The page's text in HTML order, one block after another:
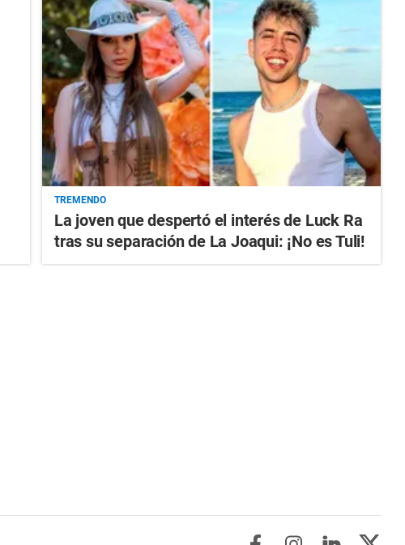
TREMENDO
La joven que despertó el interés de Luck Ra
tras su separación de La Joaqui: ¡No es Tuli!